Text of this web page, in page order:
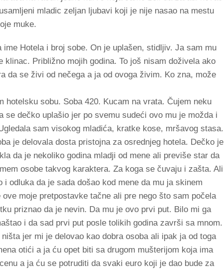
mladic zeljan ljubavi koji je nije nasao na mestu
muke.
Hotela i broj sobe. On je uplašen, stidljiv. Ja sam mu
Približno mojih godina. To još nisam doživela ako
da se živi od nečega a ja od ovoga živim. Ko zna, može
hotelsku sobu. Soba 420. Kucam na vrata. Čujem neku
se dečko uplašio jer po svemu sudeći ovo mu je možda i
sam visokog mladića, kratke kose, mršavog stasa.
je delovala dosta pristojna za osrednjeg hotela. Dečko je
da je nekoliko godina mladji od mene ali previše star da
osobe takvog karaktera. Za koga se čuvaju i zašta. Ali
odluka da je sada došao kod mene da mu ja skinem
moje pretpostavke tačne ali pre nego što sam počela
priznao da je nevin. Da mu je ovo prvi put. Bilo mi ga
i da sad prvi put posle tolikih godina završi sa mnom.
jer mi je delovao kao dobra osoba ali ipak ja od toga
otići a ja ću opet biti sa drugom mušterijom koja ima
a ja ću se potruditi da svaki euro koji je dao bude za